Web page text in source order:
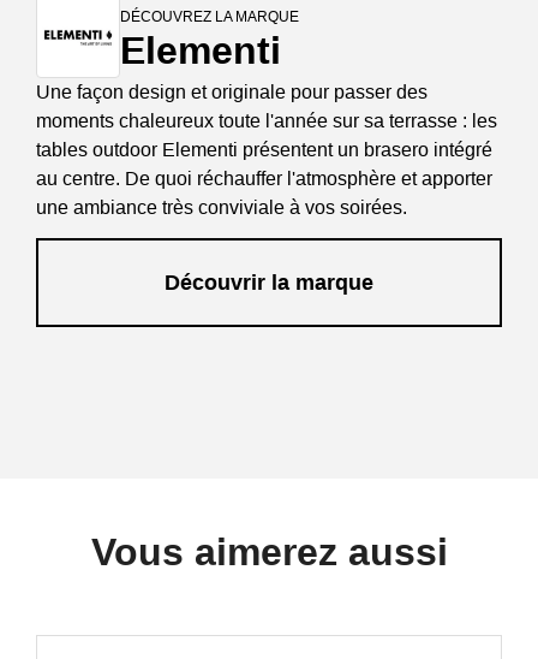
DÉCOUVREZ LA MARQUE
Elementi
Une façon design et originale pour passer des
moments chaleureux toute l'année sur sa terrasse : les
tables outdoor Elementi présentent un brasero intégré
au centre. De quoi réchauffer l'atmosphère et apporter
une ambiance très conviviale à vos soirées.
Découvrir la marque
Vous aimerez aussi